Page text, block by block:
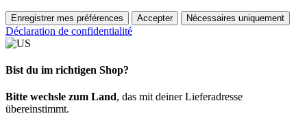
Enregistrer mes préférences Accepter Nécessaires uniquement
Déclaration de confidentialité
Bist du im richtigen Shop?
Bitte wechsle zum Land, das mit deiner Lieferadresse
übereinstimmt.